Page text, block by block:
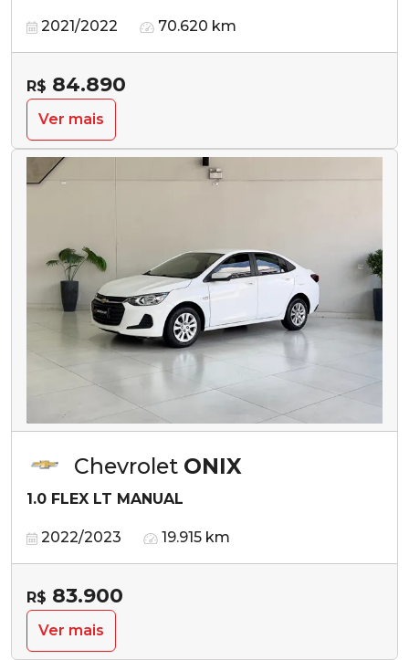
2021/2022 70.620 km
R$ 84.890
Ver mais
Chevrolet ONIX
1.0 FLEX LT MANUAL
2022/2023 19.915 km
R$ 83.900
Ver mais